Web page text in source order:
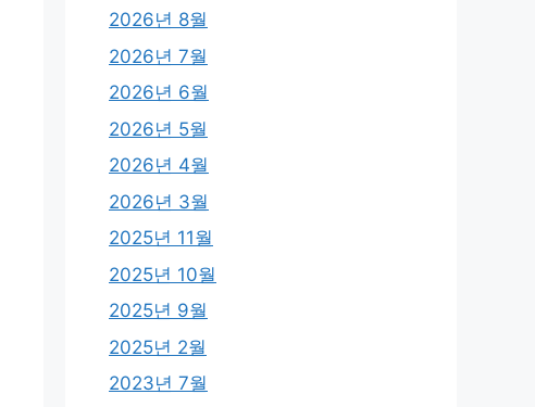
2026년 8월
2026년 7월
2026년 6월
2026년 5월
2026년 4월
2026년 3월
2025년 11월
2025년 10월
2025년 9월
2025년 2월
2023년 7월